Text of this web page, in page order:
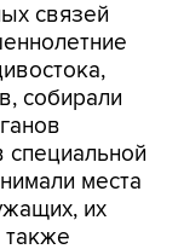
связей
собирали
специальной
места
их
также